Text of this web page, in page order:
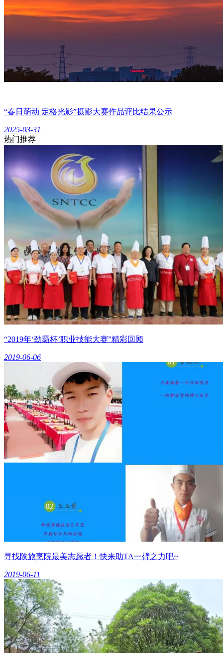
“春日萌动 定格光影”摄影大赛作品评比结果公示
2025-03-31
热门推荐
“2019年‘劲霸杯’职业技能大赛”精彩回顾
2019-06-06
寻找陕旅烹院最美志愿者！快来助TA一臂之力吧~
2019-06-11